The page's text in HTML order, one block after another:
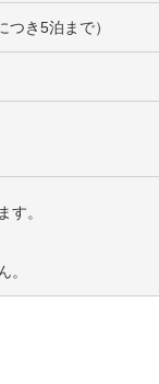
き5泊まで）
す。
。